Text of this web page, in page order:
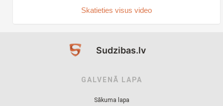
Skatieties visus video
Sudzibas.lv
GALVENĀ LAPA
Sākuma lapa